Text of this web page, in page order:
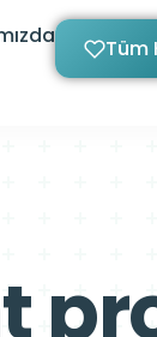
Tüm